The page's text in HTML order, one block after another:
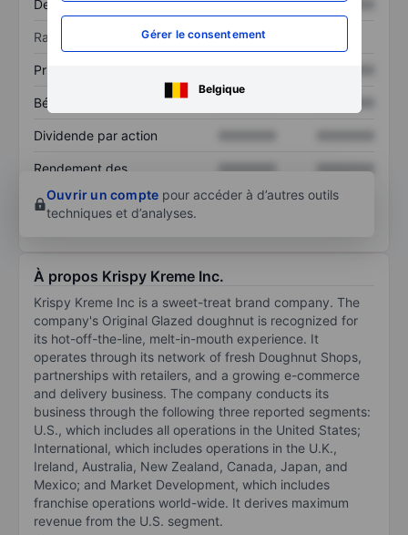
Gérer le consentement
Belgique
Dette totale XXXXXXX XXXXXXX
Ratios
Prix / ventes
Bénéfice par action
Dividende par action
Rendement des
XXXXXXX
XXXXXXX
Ouvrir un compte pour accéder à d’autres outils
techniques et d’analyses.
À propos Krispy Kreme Inc.
Krispy Kreme Inc is a sweet-treat brand company. The
company's Original Glazed doughnut is recognized for
its hot-off-the-line, melt-in-mouth experience. It
operates through its network of fresh Doughnut Shops,
partnerships with retailers, and a growing e-commerce
and delivery business. The company conducts its
business through the following three reported segments:
U.S., which includes all operations in the United States;
International, which includes operations in the U.K.,
Ireland, Australia, New Zealand, Canada, Japan, and
Mexico; and Market Development, which includes
franchise operations world-wide. It derives maximum
revenue from the U.S. segment.